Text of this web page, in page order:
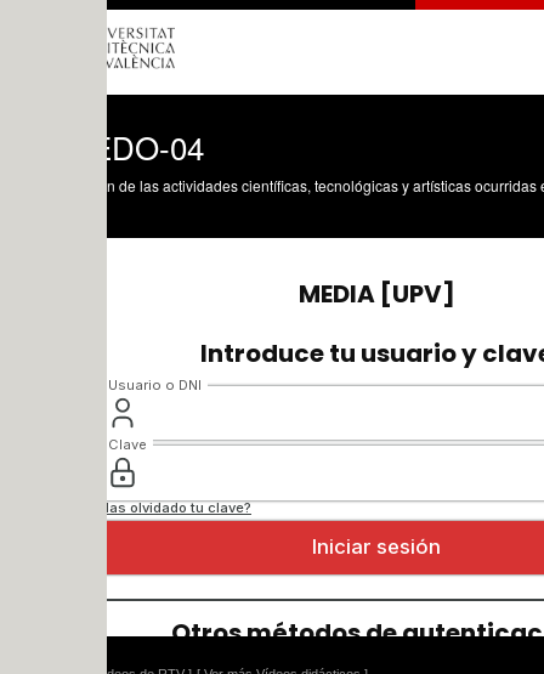
de las actividades científicas, tecnológicas y artísticas ocurridas en los tres